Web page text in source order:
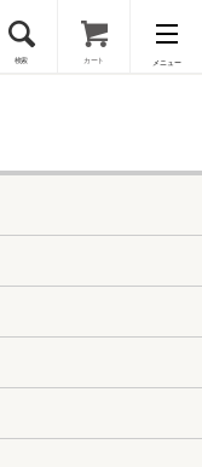
検索 カート メニュー